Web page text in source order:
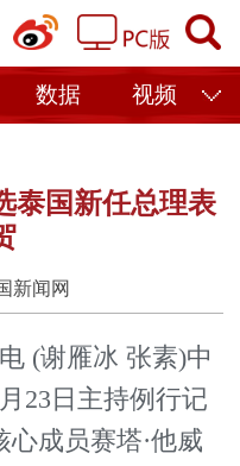
数据 视频
泰国新任总理表
新闻网
(谢雁冰 张素)中
23日主持例行记
成员赛塔·他威